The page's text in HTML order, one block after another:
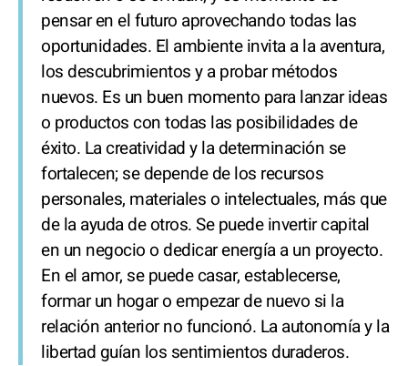
pensar en el futuro aprovechando todas las
oportunidades. El ambiente invita a la aventura,
los descubrimientos y a probar métodos
nuevos. Es un buen momento para lanzar ideas
o productos con todas las posibilidades de
éxito. La creatividad y la determinación se
fortalecen; se depende de los recursos
personales, materiales o intelectuales, más que
de la ayuda de otros. Se puede invertir capital
en un negocio o dedicar energía a un proyecto.
En el amor, se puede casar, establecerse,
formar un hogar o empezar de nuevo si la
relación anterior no funcionó. La autonomía y la
libertad guían los sentimientos duraderos.